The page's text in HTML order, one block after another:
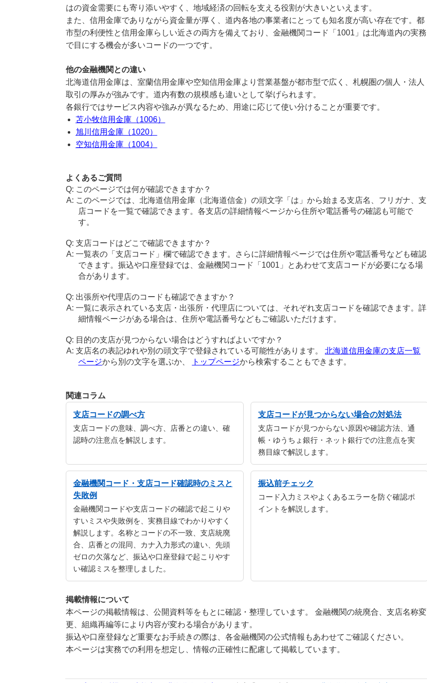
はの資金需要にも寄り添いやすく、地域経済の回転を支える役割が大きいといえます。
また、信用金庫でありながら資金量が厚く、道内各地の事業者にとっても知名度が高い存在です。都
市型の利便性と信用金庫らしい近さの両方を備えており、金融機関コード「1001」は北海道内の実務
で目にする機会が多いコードの一つです。
他の金融機関との違い
北海道信用金庫は、室蘭信用金庫や空知信用金庫より営業基盤が都市型で広く、札幌圏の個人・法人
取引の厚みが強みです。道内有数の規模感も違いとして挙げられます。
各銀行ではサービス内容や強みが異なるため、用途に応じて使い分けることが重要です。
苫小牧信用金庫（1006）
旭川信用金庫（1020）
空知信用金庫（1004）
よくあるご質問
このページでは何が確認できますか？
このページでは、北海道信用金庫（北海道信金）の頭文字「は」から始まる支店名、フリガナ、支
店コードを一覧で確認できます。各支店の詳細情報ページから住所や電話番号の確認も可能で
す。
支店コードはどこで確認できますか？
一覧表の「支店コード」欄で確認できます。さらに詳細情報ページでは住所や電話番号なども確認
できます。振込や口座登録では、金融機関コード「1001」とあわせて支店コードが必要になる場
合があります。
出張所や代理店のコードも確認できますか？
一覧に表示されている支店・出張所・代理店については、それぞれ支店コードを確認できます。詳
細情報ページがある場合は、住所や電話番号などもご確認いただけます。
目的の支店が見つからない場合はどうすればよいですか？
支店名の表記ゆれや別の頭文字で登録されている可能性があります。北海道信用金庫の支店一覧
ページから別の文字を選ぶか、 トップページから検索することもできます。
関連コラム
支店コードの調べ方
支店コードの意味、調べ方、店番との違い、確
認時の注意点を解説します。
支店コードが見つからない場合の対処法
支店コードが見つからない原因や確認方法、通
帳・ゆうちょ銀行・ネット銀行での注意点を実
務目線で解説します。
金融機関コード・支店コード確認時のミスと
失敗例
金融機関コードや支店コードの確認で起こりや
すいミスや失敗例を、実務目線でわかりやすく
解説します。名称とコードの不一致、支店統廃
合、店番との混同、カナ入力形式の違い、先頭
ゼロの欠落など、振込や口座登録で起こりやす
い確認ミスを整理しました。
振込前チェック
コード入力ミスやよくあるエラーを防ぐ確認ポ
イントを解説します。
掲載情報について
本ページの掲載情報は、公開資料等をもとに確認・整理しています。 金融機関の統廃合、支店名称変
更、組織再編等により内容が変わる場合があります。
振込や口座登録など重要なお手続きの際は、各金融機関の公式情報もあわせてご確認ください。
本ページは実務での利用を想定し、情報の正確性に配慮して掲載しています。